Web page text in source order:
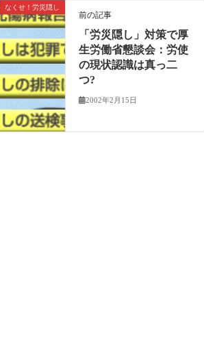
なくせ！労災隠し
前の記事
「労災隠し」対策で厚
生労働省懇談会：労使
の現状認識は真っ二
つ?
2002年2月15日